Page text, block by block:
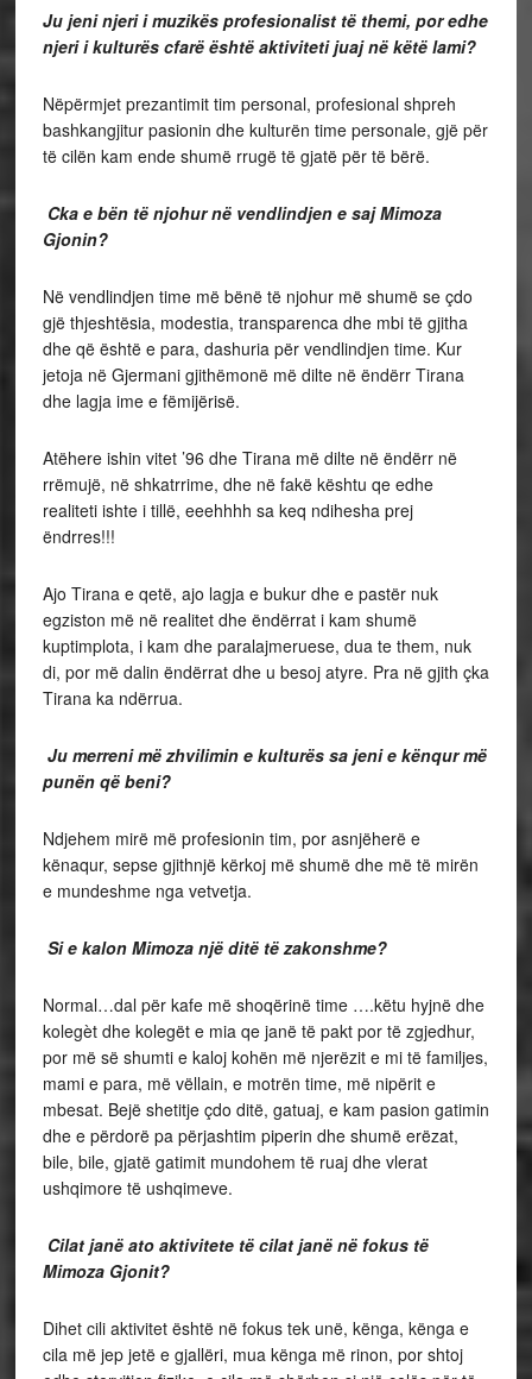
Ju jeni njeri i muzikës profesionalist të themi, por edhe
njeri i kulturës cfarë është aktiviteti juaj në këtë lami?
Nëpërmjet prezantimit tim personal, profesional shpreh
bashkangjitur pasionin dhe kulturën time personale, gjë për
të cilën kam ende shumë rrugë të gjatë për të bërë.
Cka e bën të njohur në vendlindjen e saj Mimoza
Gjonin?
Në vendlindjen time më bënë të njohur më shumë se çdo
gjë thjeshtësia, modestia, transparenca dhe mbi të gjitha
dhe që është e para, dashuria për vendlindjen time. Kur
jetoja në Gjermani gjithëmonë më dilte në ëndërr Tirana
dhe lagja ime e fëmijërisë.
Atëhere ishin vitet ’96 dhe Tirana më dilte në ëndërr në
rrëmujë, në shkatrrime, dhe në fakë kështu qe edhe
realiteti ishte i tillë, eeehhhh sa keq ndihesha prej
ëndrres!!!
Ajo Tirana e qetë, ajo lagja e bukur dhe e pastër nuk
egziston më në realitet dhe ëndërrat i kam shumë
kuptimplota, i kam dhe paralajmeruese, dua te them, nuk
di, por më dalin ëndërrat dhe u besoj atyre. Pra në gjith çka
Tirana ka ndërrua.
Ju merreni më zhvilimin e kulturës sa jeni e kënqur më
punën që beni?
Ndjehem mirë më profesionin tim, por asnjëherë e
kënaqur, sepse gjithnjë kërkoj më shumë dhe më të mirën
e mundeshme nga vetvetja.
Si e kalon Mimoza një ditë të zakonshme?
Normal…dal për kafe më shoqërinë time ….këtu hyjnë dhe
kolegèt dhe kolegët e mia qe janë të pakt por të zgjedhur,
por më së shumti e kaloj kohën më njerëzit e mi të familjes,
mami e para, më vëllain, e motrën time, më nipërit e
mbesat. Bejë shetitje çdo ditë, gatuaj, e kam pasion gatimin
dhe e përdorë pa përjashtim piperin dhe shumë erëzat,
bile, bile, gjatë gatimit mundohem të ruaj dhe vlerat
ushqimore të ushqimeve.
Cilat janë ato aktivitete të cilat janë në fokus të
Mimoza Gjonit?
Dihet cili aktivitet është në fokus tek unë, kënga, kënga e
cila më jep jetë e gjallëri, mua kënga më rinon, por shtoj